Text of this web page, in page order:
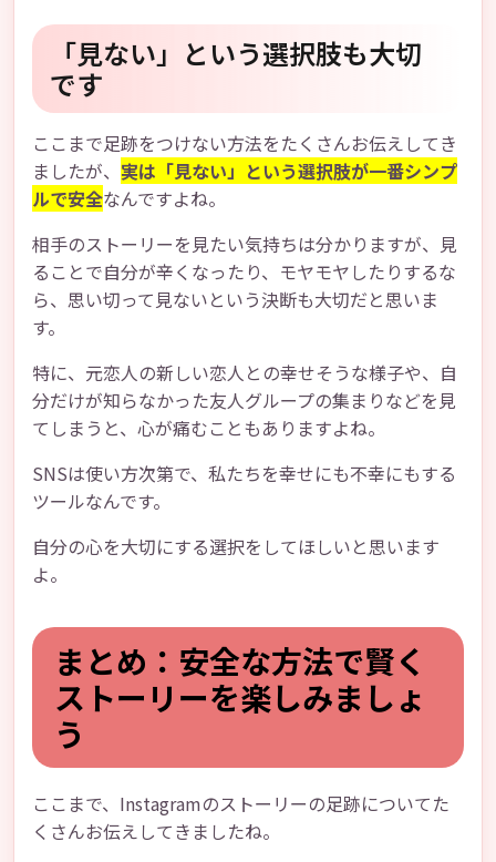
「見ない」という選択肢も大切
です
ここまで足跡をつけない方法をたくさんお伝えしてき
ましたが、 実は「見ない」という選択肢が一番シンプ
ルで安全なんですよね。
相手のストーリーを見たい気持ちは分かりますが、見
ることで自分が辛くなったり、モヤモヤしたりするな
ら、思い切って見ないという決断も大切だと思いま
す。
特に、元恋人の新しい恋人との幸せそうな様子や、自
分だけが知らなかった友人グループの集まりなどを見
てしまうと、心が痛むこともありますよね。
SNSは使い方次第で、私たちを幸せにも不幸にもする
ツールなんです。
自分の心を大切にする選択をしてほしいと思います
よ。
まとめ：安全な方法で賢く
ストーリーを楽しみましょ
う
ここまで、Instagramのストーリーの足跡についてた
くさんお伝えしてきましたね。